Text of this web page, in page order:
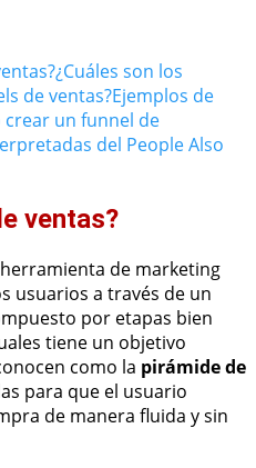
¿Cuáles son los
de ventas?Ejemplos de
crear un funnel de
del People Also
ventas?
de marketing
usuarios a través de un
por etapas bien
tiene un objetivo
como la pirámide de
para que el usuario
de manera fluida y sin